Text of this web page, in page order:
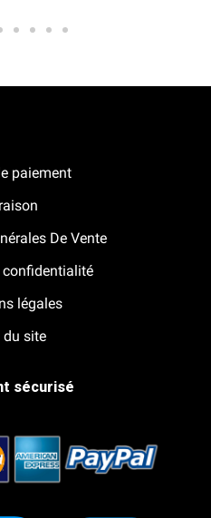
paiement
De Vente
légales
du site
sécurisé